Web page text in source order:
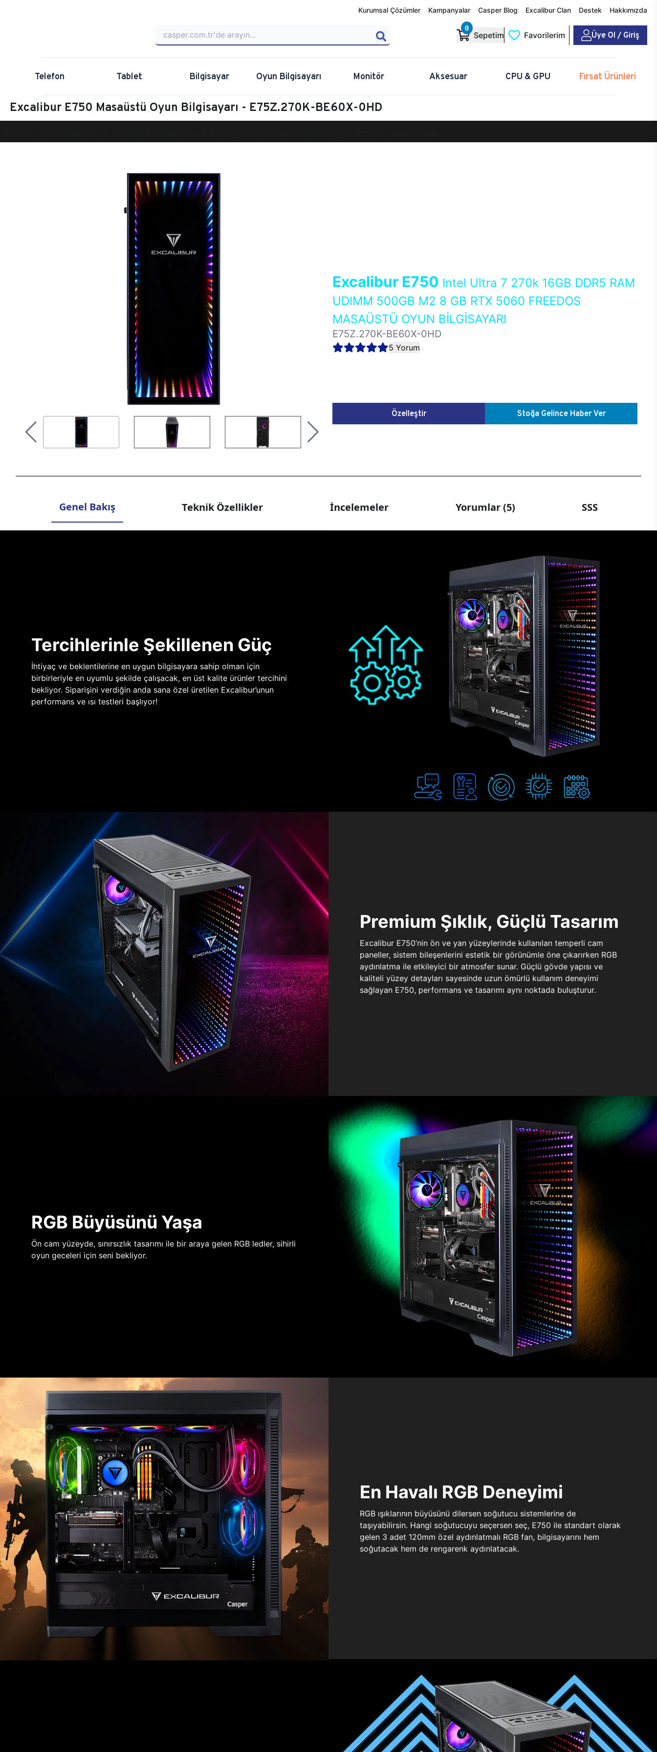
Kurumsal Çözümler Kampanyalar Casper Blog Excalibur Clan Destek Hakkımızda
0
Sepetim Favorilerim Üye Ol / Giriş
Telefon Tablet Bilgisayar Oyun Bilgisayarı Monitör Aksesuar CPU & GPU Fırsat Ürünleri
Excalibur E750 Masaüstü Oyun Bilgisayarı - E75Z.270K-BE60X-0HD
Excalibur E750 Intel Ultra 7 270k 16GB DDR5 RAM
UDIMM 500GB M2 8 GB RTX 5060 FREEDOS
MASAÜSTÜ OYUN BİLGİSAYARI
E75Z.270K-BE60X-0HD
5 Yorum
Özelleştir Stoğa Gelince Haber Ver
Genel Bakış Teknik Özellikler İncelemeler Yorumlar (5) SSS
Tercihlerinle Şekillenen Güç
İhtiyaç ve beklentilerine en uygun bilgisayara sahip olman için
birbirleriyle en uyumlu şekilde çalışacak, en üst kalite ürünler tercihini
bekliyor. Siparişini verdiğin anda sana özel üretilen Excalibur’unun
performans ve ısı testleri başlıyor!
Premium Şıklık, Güçlü Tasarım
Excalibur E750’nin ön ve yan yüzeylerinde kullanılan temperli cam
paneller, sistem bileşenlerini estetik bir görünümle öne çıkarırken RGB
aydınlatma ile etkileyici bir atmosfer sunar. Güçlü gövde yapısı ve
kaliteli yüzey detayları sayesinde uzun ömürlü kullanım deneyimi
sağlayan E750, performans ve tasarımı aynı noktada buluşturur.
RGB Büyüsünü Yaşa
Ön cam yüzeyde, sınırsızlık tasarımı ile bir araya gelen RGB ledler, sihirli
oyun geceleri için seni bekliyor.
En Havalı RGB Deneyimi
RGB ışıklarının büyüsünü dilersen soğutucu sistemlerine de
taşıyabilirsin. Hangi soğutucuyu seçersen seç, E750 ile standart olarak
gelen 3 adet 120mm özel aydınlatmalı RGB fan, bilgisayarını hem
soğutacak hem de rengarenk aydınlatacak.